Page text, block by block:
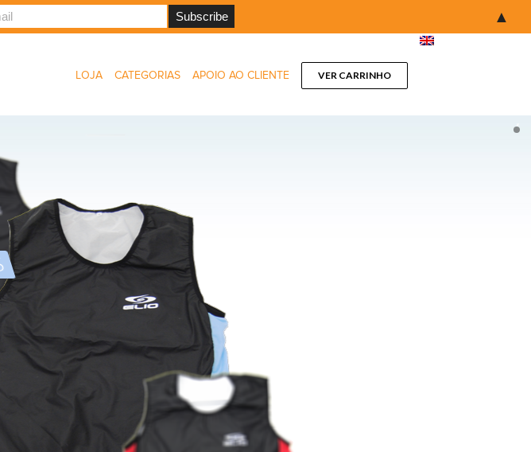
LOJA CATEGORIAS APOIO AO CLIENTE VER CARRINHO
▲